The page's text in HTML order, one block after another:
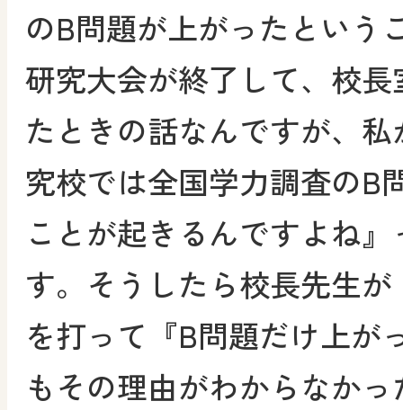
のB問題が上がったという
研究大会が終了して、校
たときの話なんですが、
究校では全国学力調査のB
ことが起きるんですよね
す。そうしたら校長先生
を打って『B問題だけ上が
もその理由がわからなか